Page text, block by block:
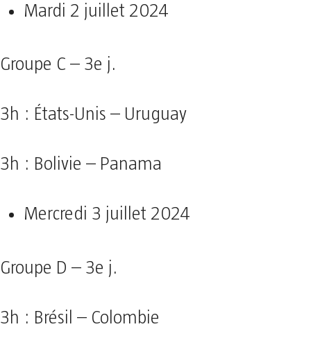
Mardi 2 juillet 2024
Groupe C – 3e j.
3h : États-Unis – Uruguay
3h : Bolivie – Panama
Mercredi 3 juillet 2024
Groupe D – 3e j.
3h : Brésil – Colombie